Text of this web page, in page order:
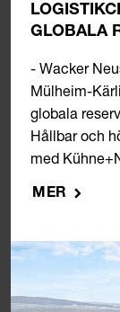
GLOBALA
- Wacker
Mülheim-
globala
Hållbar och
med
MER